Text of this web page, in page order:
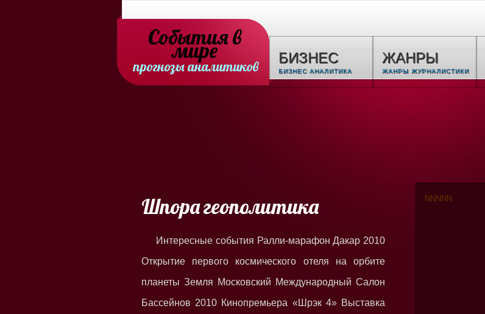
События в
мире
прогнозы аналитиков
БИЗНЕС
БИЗНЕС АНАЛИТИКА
ЖАНРЫ
ЖАНРЫ ЖУРНАЛИСТИКИ
Шпора геополитика
Интересные события Ралли-марафон Дакар 2010
Открытие первого космического отеля на орбите
планеты Земля Московский Международный Салон
Бассейнов 2010 Кинопремьера «Шрэк 4» Выставка
N N N N N